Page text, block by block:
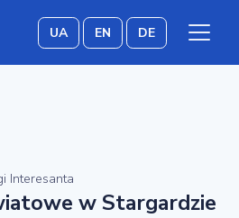
UA EN DE
Interesanta
w Stargardzie